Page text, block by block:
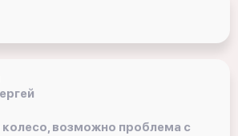
возможно проблема с